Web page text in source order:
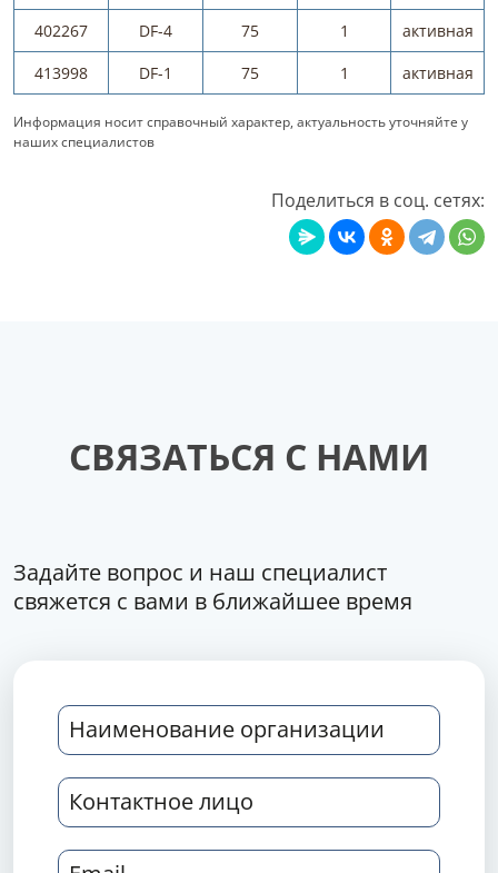
402267
DF-4 75 1
активная
413998
DF-1 75 1 активная
Информация носит справочный характер, актуальность уточняйте у
наших специалистов
Поделиться в соц. сетях:
СВЯЗАТЬСЯ С НАМИ
Задайте вопрос и наш специалист
свяжется с вами в ближайшее время